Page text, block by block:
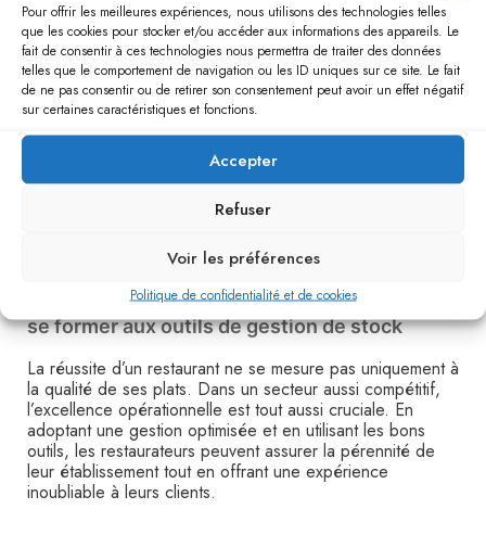
Pour offrir les meilleures expériences, nous utilisons des technologies telles
que les cookies pour stocker et/ou accéder aux informations des appareils. Le
fait de consentir à ces technologies nous permettra de traiter des données
telles que le comportement de navigation ou les ID uniques sur ce site. Le fait
de ne pas consentir ou de retirer son consentement peut avoir un effet négatif
sur certaines caractéristiques et fonctions.
Accepter
Refuser
Voir les préférences
Politique de confidentialité et de cookies
gestion des rotations et des approvisionnement
Choisir le bon outil pour ses besoins.
Tous les restaurants n’ont pas les mêmes besoins, et il est
essentiel de choisir un outil adapté. Pour une petite
structure, un simple tableau Excel peut suffire, tandis qu’un
établissement plus grand pourrait bénéficier d’un logiciel
spécialisé. Lors du choix, il est crucial de considérer la
coût. Quel que soit l’outil choisi, l’important est qu’il
se former aux outils de gestion de stock
La réussite d’un restaurant ne se mesure pas uniquement à
la qualité de ses plats. Dans un secteur aussi compétitif,
l’excellence opérationnelle est tout aussi cruciale. En
adoptant une gestion optimisée et en utilisant les bons
outils, les restaurateurs peuvent assurer la pérennité de
leur établissement tout en offrant une expérience
inoubliable à leurs clients.